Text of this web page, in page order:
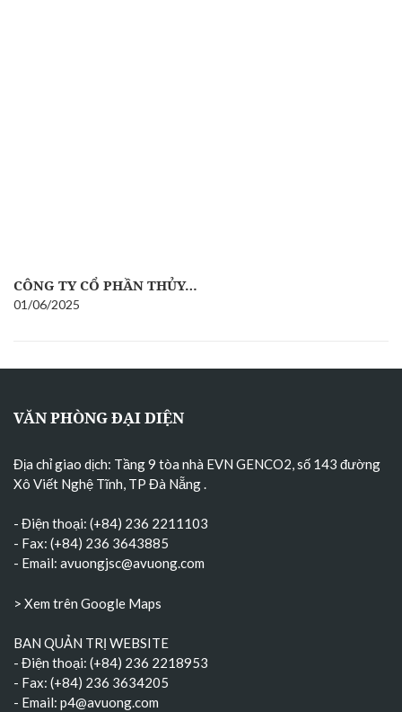
CÔNG TY CỔ PHẦN THỦY…
01/06/2025
VĂN PHÒNG ĐẠI DIỆN
Địa chỉ giao dịch: Tầng 9 tòa nhà EVN GENCO2, số 143 đường
Xô Viết Nghệ Tĩnh, TP Đà Nẵng.
- Điện thoại: (+84) 236 2211103
- Fax: (+84) 236 3643885
- Email: avuongjsc@avuong.com
> Xem trên Google Maps
BAN QUẢN TRỊ WEBSITE
- Điện thoại: (+84) 236 2218953
- Fax: (+84) 236 3634205
- Email: p4@avuong.com